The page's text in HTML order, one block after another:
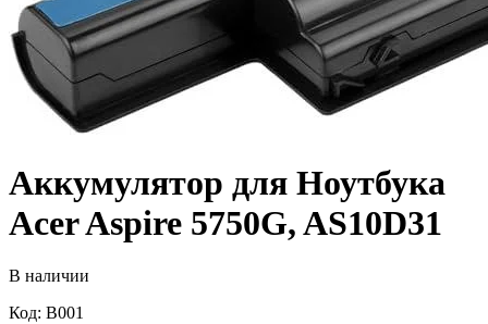
Аккумулятор для Ноутбука
Acer Aspire 5750G, AS10D31
В наличии
Код: B001